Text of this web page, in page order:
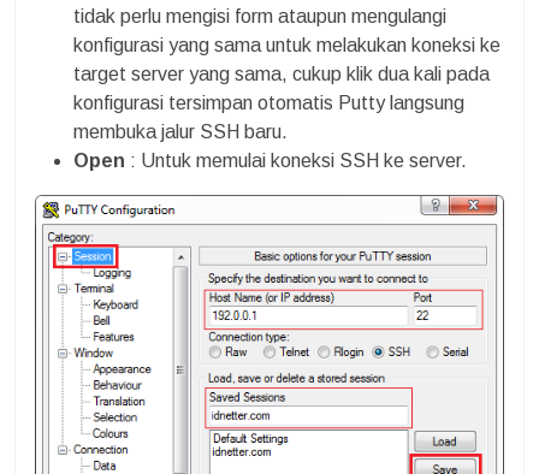
tidak perlu mengisi form ataupun mengulangi
konfigurasi yang sama untuk melakukan koneksi ke
target server yang sama, cukup klik dua kali pada
konfigurasi tersimpan otomatis Putty langsung
membuka jalur SSH baru.
Open : Untuk memulai koneksi SSH ke server.